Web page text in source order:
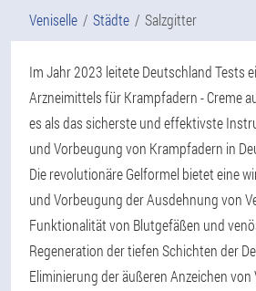
Veniselle Städte Salzgitter
Im Jahr 2023 leitete Deutschland Tests
Arzneimittels für Krampfadern - Creme
es als das sicherste und effektivste
und Vorbeugung von Krampfadern in
Die revolutionäre Gelformel bietet eine
und Vorbeugung der Ausdehnung von
Funktionalität von Blutgefäßen und
Regeneration der tiefen Schichten der
Eliminierung der äußeren Anzeichen von